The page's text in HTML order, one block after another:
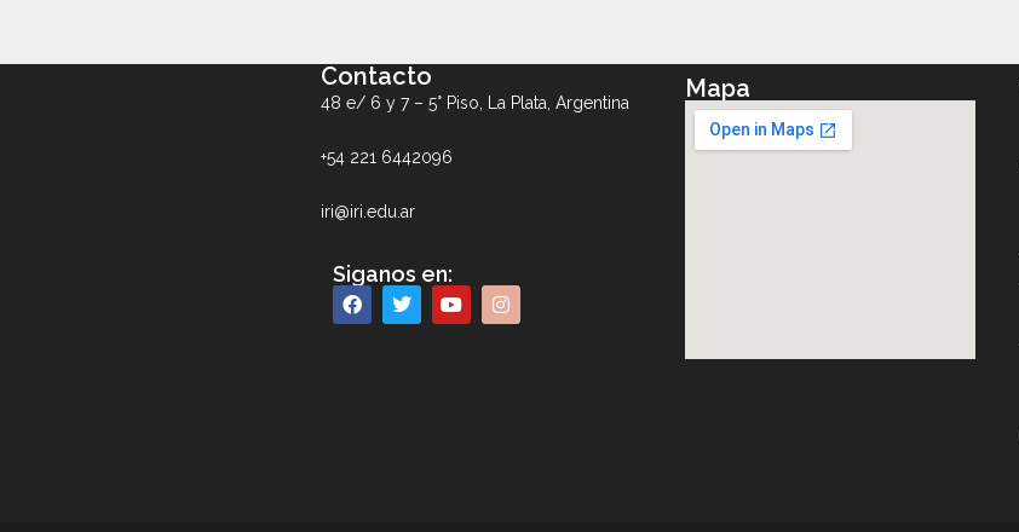
Contacto
48 e/ 6 y 7 – 5° Piso, La Plata, Argentina
+54 221 6442096
iri@iri.edu.ar
Siganos en:
Mapa